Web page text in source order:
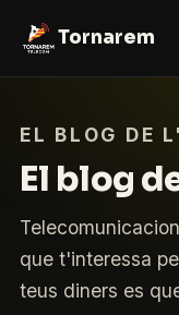
Tornarem
EL BLOG DE
El blog
que t'interessa
teus diners es